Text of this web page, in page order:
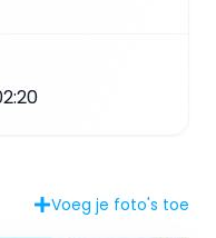
Voeg je foto's toe